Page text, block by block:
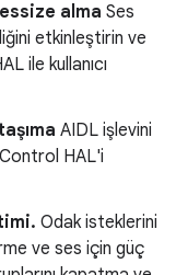
alma Ses
etkinleştirin ve
ile kullanıcı
AIDL işlevini
HAL'i
Odak isteklerini
ve ses için güç